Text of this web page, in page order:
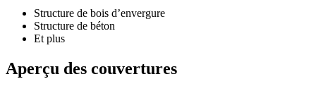
Structure de bois d’envergure
Structure de béton
Et plus
Aperçu des couvertures